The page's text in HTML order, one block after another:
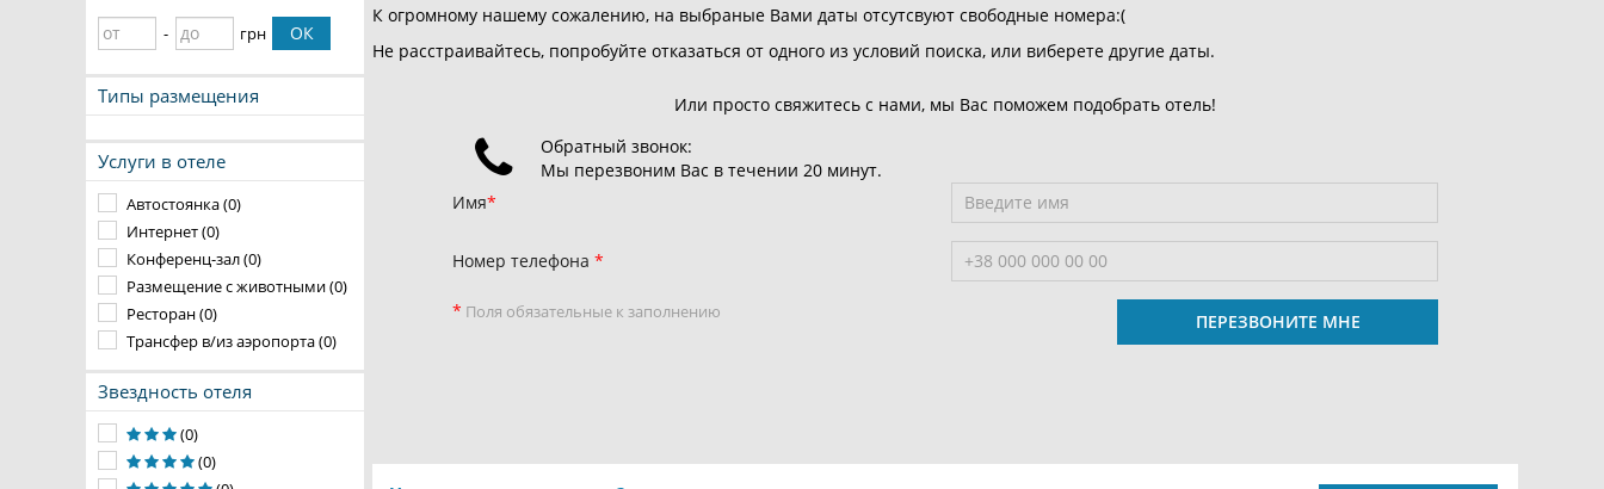
- грн ОК
Типы размещения
Услуги в отеле
Автостоянка (0)
Интернет (0)
Конференц-зал (0)
Размещение с животными (0)
Ресторан (0)
Трансфер в/из аэропорта (0)
Звездность отеля
(0)
(0)
К огромному нашему сожалению, на выбраные Вами даты отсутсвуют свободные номера:(
Не расстраивайтесь, попробуйте отказаться от одного из условий поиска, или виберете другие даты.
Или просто свяжитесь с нами, мы Вас поможем подобрать отель!
Обратный звонок:
Мы перезвоним Ваc в течении 20 минут.
Имя
Номер телефона
* Поля обязательные к заполнению ПЕРЕЗВОНИТЕ МНЕ